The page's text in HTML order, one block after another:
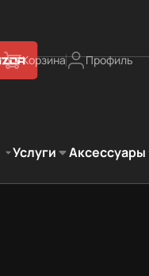
Корзина Профиль
Услуги Аксессуары